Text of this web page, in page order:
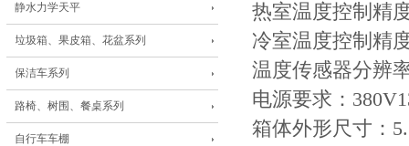
静水力学天平
垃圾箱、果皮箱、花盆系列
保洁车系列
路椅、树围、餐桌系列
自行车车棚
热室温度控制精
冷室温度控制精
温度传感器分辨
电源要求：
箱体外形尺寸：